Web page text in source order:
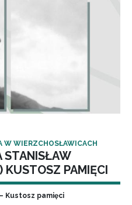
WIERZCHOSŁAWICACH
STANISŁAW
PAMIĘCI
Kustosz pamięci